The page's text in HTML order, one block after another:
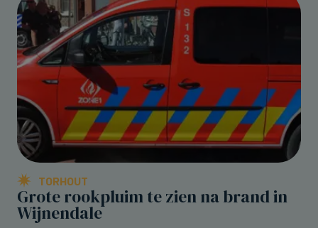
TORHOUT
Grote rookpluim te zien na brand in
Wijnendale